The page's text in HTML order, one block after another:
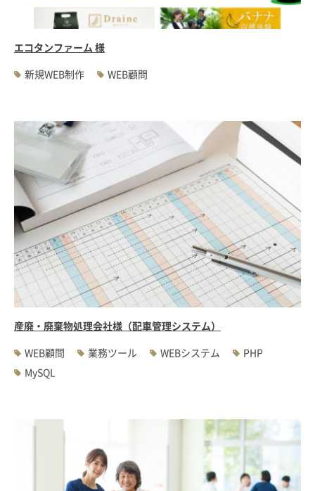
エコタンファーム 様
新規WEB制作
WEB顧問
産廃・廃棄物処理会社様（配車管理システム）
WEB顧問
業務ツール WEBシステム
PHP
MySQL